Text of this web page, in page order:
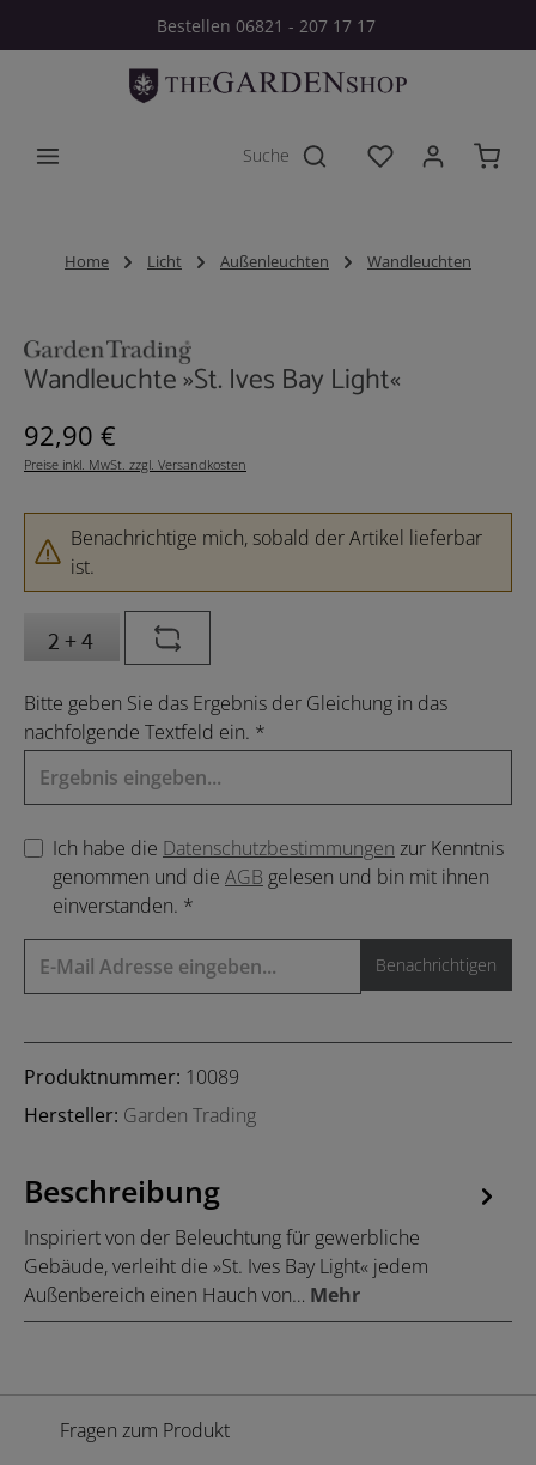
Zum Hauptinhalt springenBestellen 06821 - 207 17 17
Du hast 0
Home Licht Außenleuchten Wandleuchten
Wandleuchte »St. Ives Bay Light«
Regulärer Preis:
92,90 €
Preise inkl. MwSt. zzgl. Versandkosten
Benachrichtige mich, sobald der Artikel lieferbar
ist.
Bitte geben Sie das Ergebnis der Gleichung in das
nachfolgende Textfeld ein. *
Ich habe die Datenschutzbestimmungen zur Kenntnis
genommen und die AGB gelesen und bin mit ihnen
einverstanden. *
Benachrichtigen
Produktnummer: 10089
Hersteller: Garden Trading
Beschreibung
Inspiriert von der Beleuchtung für gewerbliche
Gebäude, verleiht die »St. Ives Bay Light« jedem
Außenbereich einen Hauch von… Mehr
Fragen zum Produkt